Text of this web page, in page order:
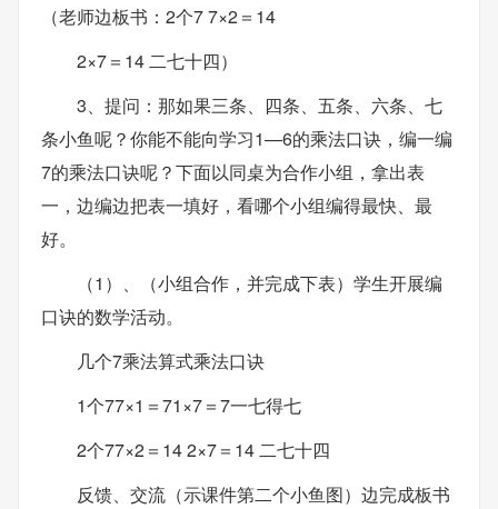
（老师边板书：2个7 7×2＝14
2×7＝14 二七十四）
3、提问：那如果三条、四条、五条、六条、七
条小鱼呢？你能不能向学习1—6的乘法口诀，编一编
7的乘法口诀呢？下面以同桌为合作小组，拿出表
一，边编边把表一填好，看哪个小组编得最快、最
好。
（1）、（小组合作，并完成下表）学生开展编
口诀的数学活动。
几个7乘法算式乘法口诀
1个77×1＝71×7＝7一七得七
2个77×2＝14 2×7＝14 二七十四
反馈、交流（示课件第二个小鱼图）边完成板书